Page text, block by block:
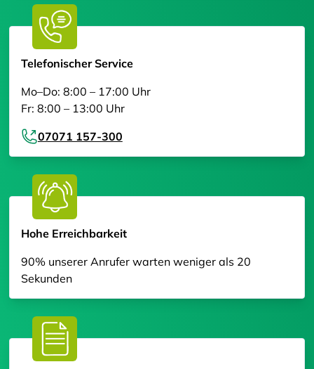
Telefonischer Service
Mo–Do: 8:00 – 17:00 Uhr
Fr: 8:00 – 13:00 Uhr
07071 157-300
Hohe Erreichbarkeit
90% unserer Anrufer warten weniger als 20
Sekunden